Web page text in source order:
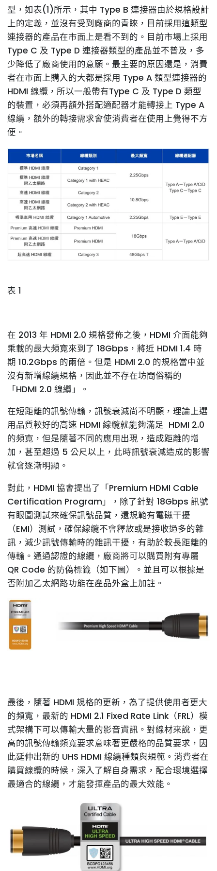
型，如表(1)所示，其中 Type B 連接器由於規格設計
上的定義，並沒有受到廠商的青睞，目前採用這類型
連接器的產品在市面上是看不到的。目前市場上採用
Type C 及 Type D 連接器類型的產品並不普及，多
少降低了廠商使用的意願。最主要的原因還是，消費
者在市面上購入的大都是採用 Type A 類型連接器的
HDMI 線纜，所以一般帶有Type C 及 Type D 類型
的裝置，必須再額外搭配適配器才能轉接上 Type A
線纜，額外的轉接需求會使消費者在使用上覺得不方
便。
表 1
在 2013 年 HDMI 2.0 規格發佈之後，HDMI 介面能夠
乘載的最大頻寬來到了 18Gbps，將近 HDMI 1.4 時
期 10.2Gbps 的兩倍。但是 HDMI 2.0 的規格當中並
沒有新增線纜規格，因此並不存在坊間俗稱的
「HDMI 2.0 線纜」。
在短距離的訊號傳輸，訊號衰減尚不明顯，理論上選
用品質較好的高速 HDMI 線纜就能夠滿足 HDMI 2.0
的頻寬，但是隨著不同的應用出現，造成距離的增
加，甚至超過 5 公尺以上，此時訊號衰減造成的影響
就會逐漸明顯。
對此，HDMI 協會提出了「Premium HDMI Cable
Certification Program」，除了針對 18Gbps 訊號
有眼圖測試來確保訊號品質，還規範有電磁干擾
（EMI）測試，確保線纜不會釋放或是接收過多的雜
訊，減少訊號傳輸時的雜訊干擾，有助於較長距離的
傳輸。通過認證的線纜，廠商將可以購買附有專屬
QR Code 的防偽標籤（如下圖）。並且可以根據是
否附加乙太網路功能在產品外盒上加註。
最後，隨著 HDMI 規格的更新，為了提供使用者更大
的頻寬，最新的 HDMI 2.1 Fixed Rate Link（FRL）模
式架構下可以傳輸大量的影音資訊。對線材來說，更
高的訊號傳輸頻寬要求意味著更嚴格的品質要求，因
此延伸出新的 UHS HDMI 線纜種類與規範。消費者在
購買線纜的時候，深入了解自身需求，配合環境選擇
最適合的線纜，才能發揮產品的最大效能。